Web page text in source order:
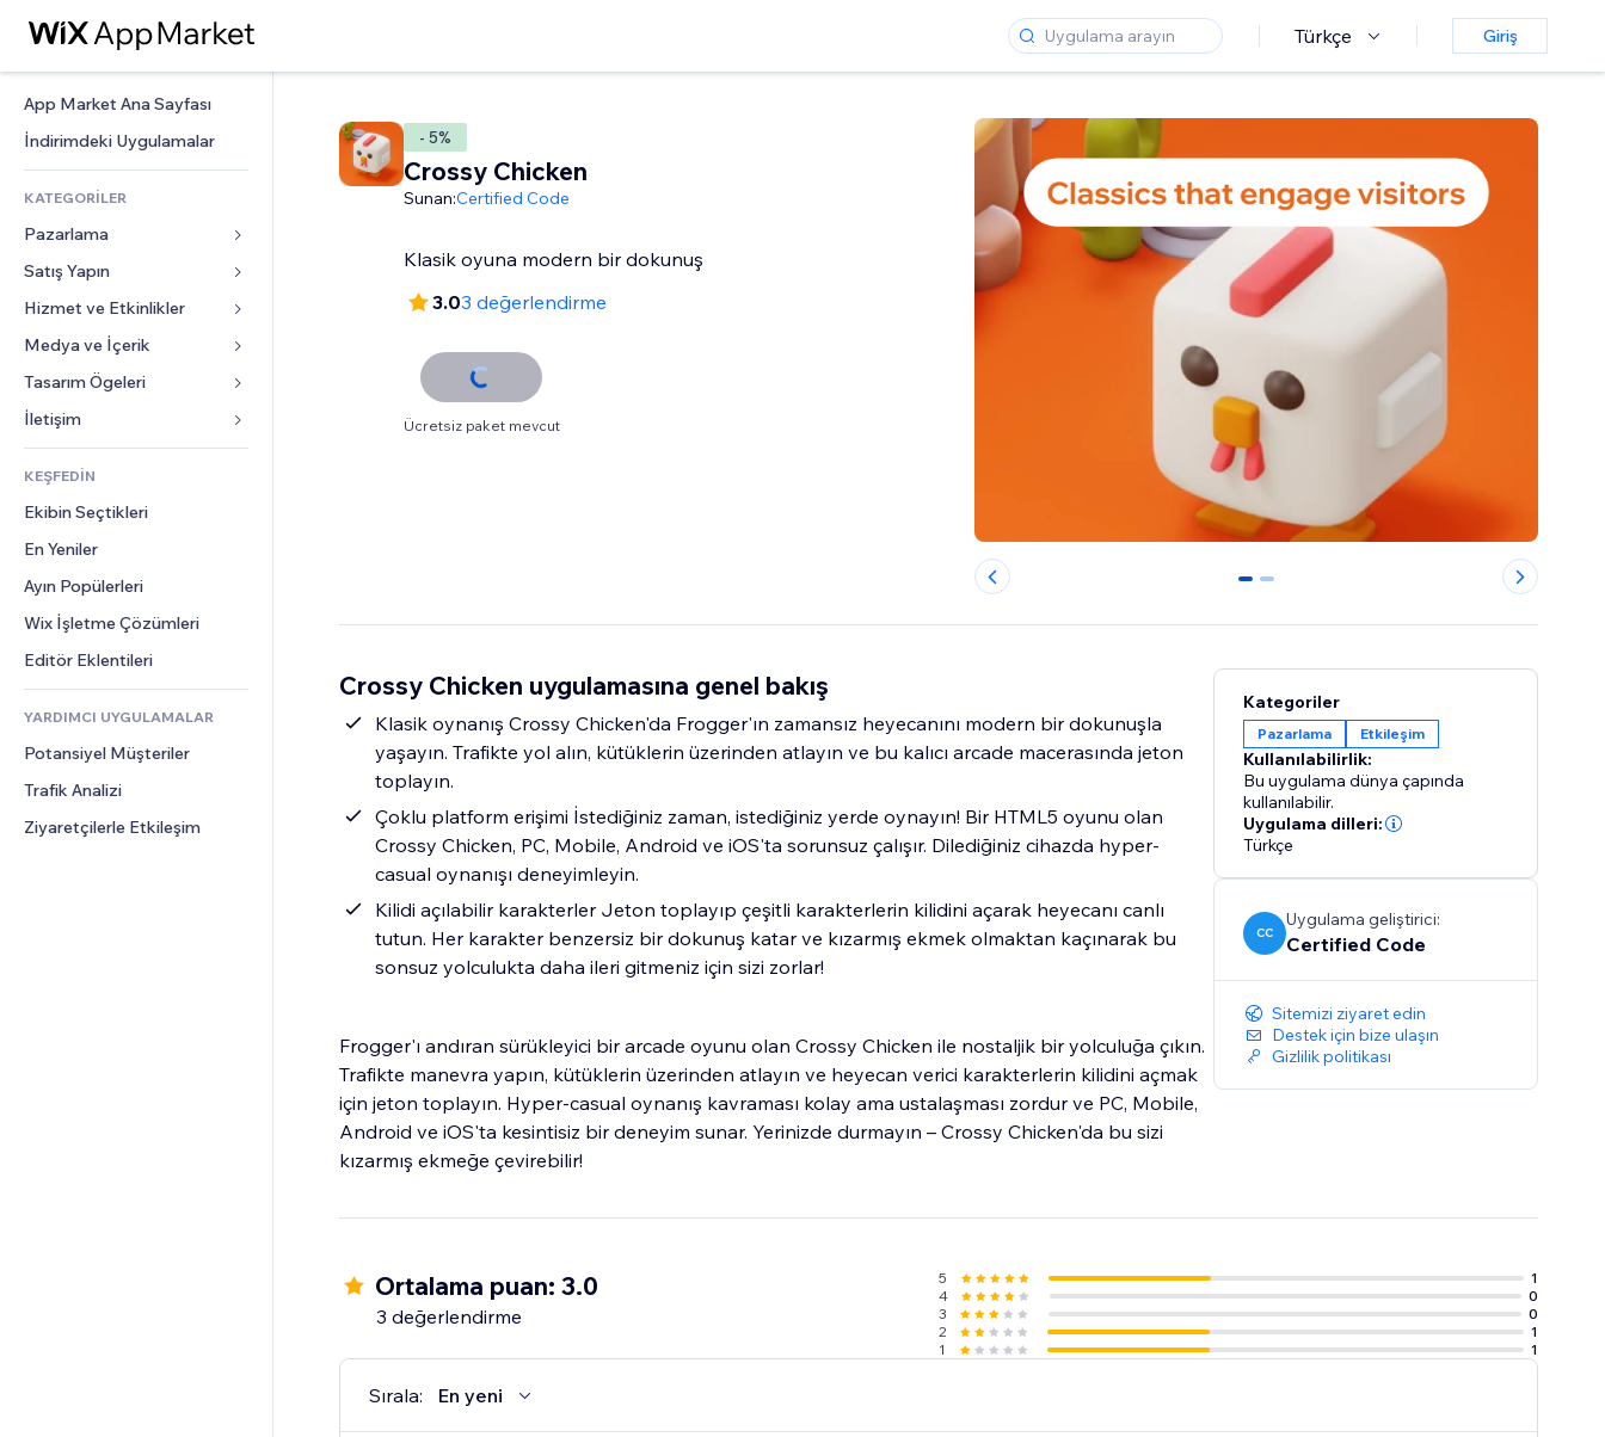
Türkçe Giriş
App Market Ana Sayfası
İndirimdeki Uygulamalar
KATEGORİLER
Pazarlama
Reklamlar
Mobil
Site Analizleri
Sosyal Ağ
Site Listeleri
E-posta
Satış Yapın
Mağazalar için uygulamalar
Gönderim ve Teslimat
Satış Düğmeleri
Muhasebe
Kuponlar ve Müşteri Sadakati
Depolama Çözümleri
Hizmet ve Etkinlikler
Oteller
Etkinlikler
Restoranlar
Emlak
Randevular
Medya ve İçerik
Galeri
Müzik
Podcast
Fotoğrafçılık
Video
PDF
Dosya Paylaşımı
Haberler
Tasarım Ögeleri
Haritalar ve Navigasyon
Gizlilik ve Güvenlik
Saat
Sayfa Şablonları
Görüntü Efektleri
Düğmeler ve Menüler
Afişler ve Rozetler
Hesap Makineleri
Arama
Hava Durumu
Grafik ve Tablolar
Formlar
Blog
Anketler
Sohbet
Yorumlar
Telefon
Topluluk
Değerlendirmeler ve Müşteri
KEŞFEDİN
Ekibin Seçtikleri
En Yeniler
Ayın Popülerleri
Wix İşletme Çözümleri
Editör Eklentileri
YARDIMCI UYGULAMALAR
Potansiyel Müşteriler
Trafik Analizi
Ziyaretçilerle Etkileşim
- 5%
Crossy Chicken
Sunan:Certified Code
Klasik oyuna modern bir dokunuş
3.03 değerlendirme
Ücretsiz paket mevcut
0 1
Crossy Chicken uygulamasına genel bakış
Klasik oynanış Crossy Chicken'da Frogger'ın zamansız heyecanını modern bir dokunuşla
yaşayın. Trafikte yol alın, kütüklerin üzerinden atlayın ve bu kalıcı arcade macerasında jeton
toplayın.
Çoklu platform erişimi İstediğiniz zaman, istediğiniz yerde oynayın! Bir HTML5 oyunu olan
Crossy Chicken, PC, Mobile, Android ve iOS'ta sorunsuz çalışır. Dilediğiniz cihazda hyper-
casual oynanışı deneyimleyin.
Kilidi açılabilir karakterler Jeton toplayıp çeşitli karakterlerin kilidini açarak heyecanı canlı
tutun. Her karakter benzersiz bir dokunuş katar ve kızarmış ekmek olmaktan kaçınarak bu
sonsuz yolculukta daha ileri gitmeniz için sizi zorlar!
Frogger'ı andıran sürükleyici bir arcade oyunu olan Crossy Chicken ile nostaljik bir yolculuğa çıkın.
Trafikte manevra yapın, kütüklerin üzerinden atlayın ve heyecan verici karakterlerin kilidini açmak
için jeton toplayın. Hyper-casual oynanış kavraması kolay ama ustalaşması zordur ve PC, Mobile,
Android ve iOS'ta kesintisiz bir deneyim sunar. Yerinizde durmayın – Crossy Chicken'da bu sizi
kızarmış ekmeğe çevirebilir!
Kategoriler
Pazarlama Etkileşim
Kullanılabilirlik:
Bu uygulama dünya çapında
kullanılabilir.
Uygulama dilleri:
Türkçe
CC
Uygulama geliştirici:
Certified Code
Sitemizi ziyaret edin
Destek için bize ulaşın
Gizlilik politikası
Ortalama puan: 3.0
3 değerlendirme
5
1
4
0
3
0
2
1
1
1
Sırala: En yeni